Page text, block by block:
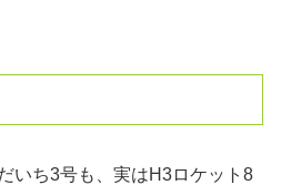
いち3号も、実はH3ロケット8